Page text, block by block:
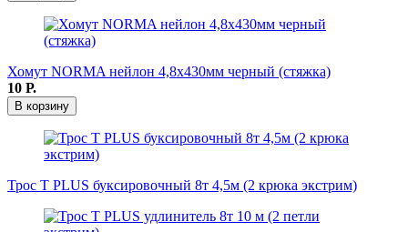
Хомут NORMA нейлон 4,8х430мм черный (стяжка)
10 Р.
В корзину
Трос T PLUS буксировочный 8т 4,5м (2 крюка экстрим)